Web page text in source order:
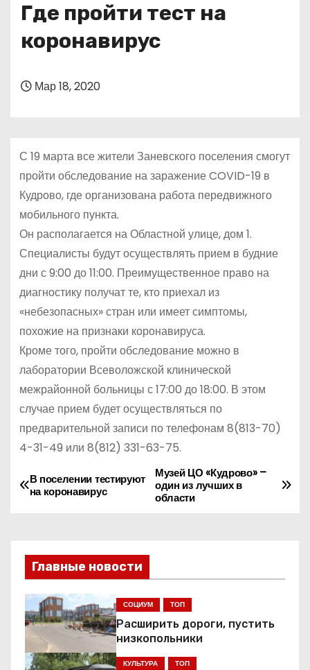
Где пройти тест на
коронавирус
Мар 18, 2020
С 19 марта все жители Заневского поселения смогут
пройти обследование на заражение COVID-19 в
Кудрово, где организована работа передвижного
мобильного пункта.
Он располагается на Областной улице, дом 1.
Специалисты будут осуществлять прием в будние
дни с 9:00 до 11:00. Преимущественное право на
диагностику получат те, кто приехал из
«небезопасных» стран или имеет симптомы,
похожие на признаки коронавируса.
Кроме того, пройти обследование можно в
лаборатории Всеволожской клинической
межрайонной больницы с 17:00 до 18:00. В этом
случае прием будет осуществляться по
предварительной записи по телефонам 8(813-70)
4-31-49 или 8(812) 331-63-75.
Н
г
а
ц
Музей ЦО «Кудрово» –
один из лучших в
области
В поселении тестируют
на коронавирус
Главные новости
СОЦИУМ ТОП
Расширить дороги, пустить
низкопольники
КУЛЬТУРА ТОП